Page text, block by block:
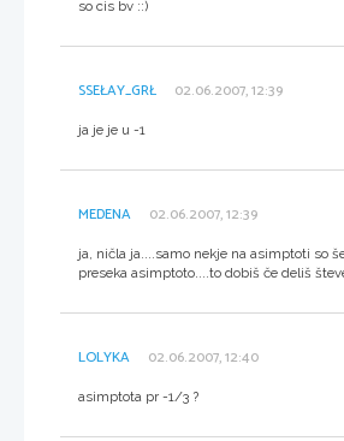
so cis bv ::)
SSEŁAY_GRŁ 02.06.2007, 12:39
ja je je u -1
MEDENA 02.06.2007, 12:39
ja, ničla ja....samo nekje na asimptoti so
preseka asimptoto....to dobiš če deliš
LOLYKA 02.06.2007, 12:40
asimptota pr -1/3 ?